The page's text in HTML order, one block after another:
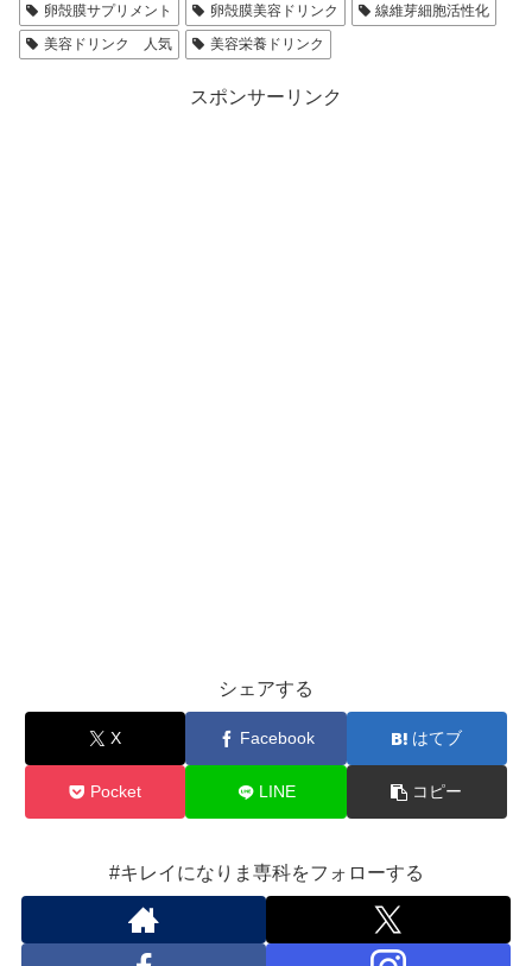
卵殻膜サプリメント
卵殻膜美容ドリンク
線維芽細胞活性化
美容ドリンク 人気
美容栄養ドリンク
スポンサーリンク
シェアする
X Facebook はてブ
Pocket LINE コピー
#キレイになりま専科をフォローする